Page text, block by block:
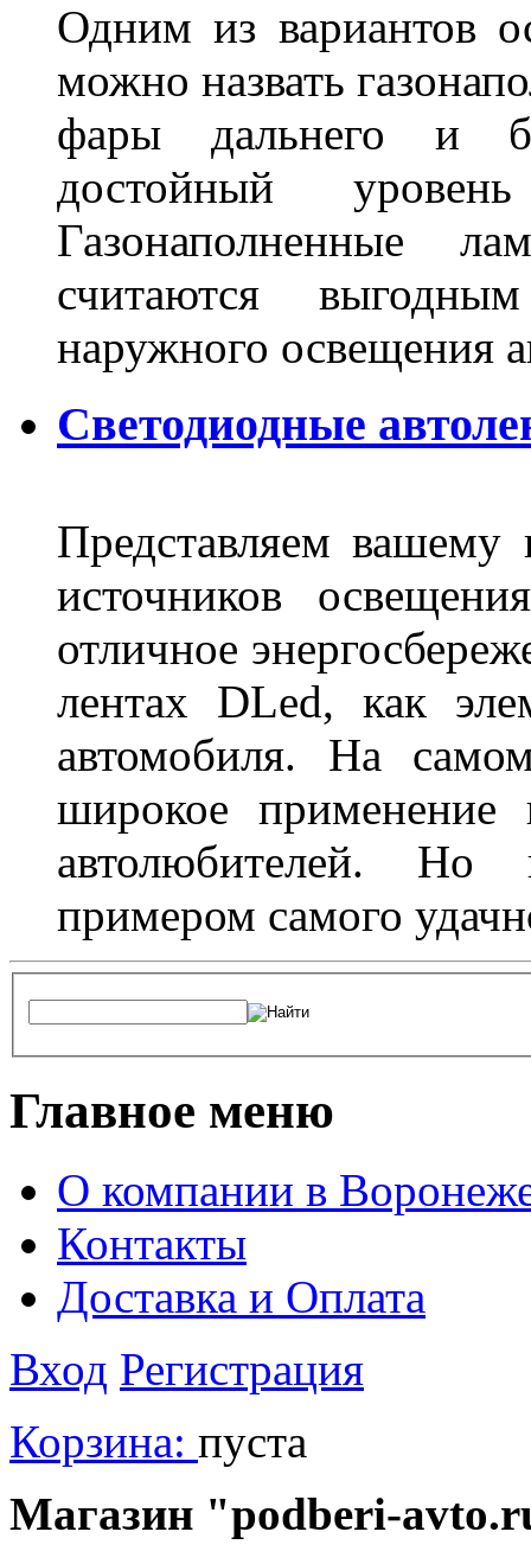
Одним из вариантов
можно назвать
фары дальнего и
достойный
Газонаполненные
считаются
наружного освещения
Светодиодные
Представляем
источников
отличное
лентах DLed, как
автомобиля. На
широкое
автолюбителей. Но
примером самого
Главное меню
О компании в
Контакты
Доставка и Оплата
Вход Регистрация
Корзина: пуста
Магазин "podberi-